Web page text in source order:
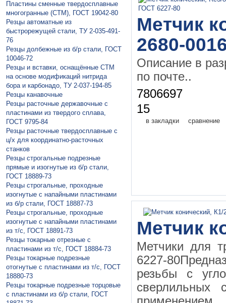
Пластины сменные твердосплавные
многогранные (СТМ), ГОСТ 19042-80
Резцы автоматные из
быстрорежущей стали, ТУ 2-035-491-
76
Резцы долбежные из б/р стали, ГОСТ
10046-72
Резцы и вставки, оснащённые СТМ
на основе модификаций нитрида
бора и карбонадо, ТУ 2-037-194-85
Резцы канавочные
Резцы расточные державочные с
пластинами из твердого сплава,
ГОСТ 9795-84
Резцы расточные твердосплавные с
ц/х для координатно-расточных
станков
Резцы строгальные подрезные
прямые и изогнутые из б/р стали,
ГОСТ 18889-73
Резцы строгальные, проходные
изогнутые с напайными пластинами
из б/р стали, ГОСТ 18887-73
Резцы строгальные, проходные
изогнутые с напайными пластинами
из т/с, ГОСТ 18891-73
Резцы токарные отрезные с
пластинами из т/с, ГОСТ 18884-73
Резцы токарные подрезные
отогнутые с пластинами из т/с, ГОСТ
18880-73
Резцы токарные подрезные торцовые
с пластинами из б/р стали, ГОСТ
Метчик
2680-
Описание в
по почте..
7806697
15
в закладки сравнение
Метчик
Метчики для
6227-
резьбы с
сверлильных